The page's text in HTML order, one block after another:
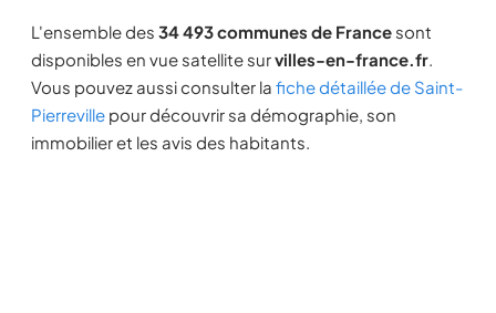
L'ensemble des 34 493 communes de France sont
disponibles en vue satellite survilles-en-france.fr.
Vous pouvez aussi consulter la fiche détaillée de Saint-
Pierreville pour découvrir sa démographie, son
immobilier et les avis des habitants.